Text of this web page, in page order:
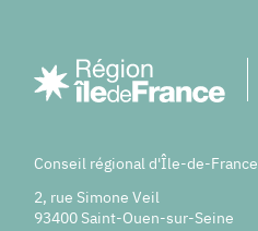
Conseil régional d'Île-de-France
2, rue Simone Veil
93400 Saint-Ouen-sur-Seine